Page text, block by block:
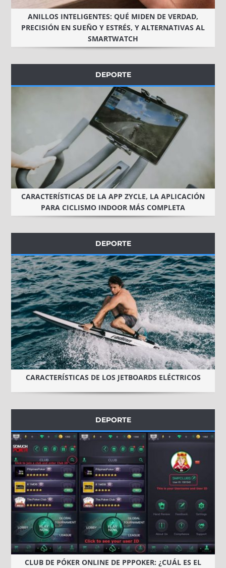
ANILLOS INTELIGENTES: QUÉ MIDEN DE VERDAD,
PRECISIÓN EN SUEÑO Y ESTRÉS, Y ALTERNATIVAS AL
SMARTWATCH
DEPORTE
CARACTERÍSTICAS DE LA APP ZYCLE, LA APLICACIÓN
PARA CICLISMO INDOOR MÁS COMPLETA
DEPORTE
CARACTERÍSTICAS DE LOS JETBOARDS ELÉCTRICOS
DEPORTE
CLUB DE PÓKER ONLINE DE PPPOKER: ¿CUÁL ES EL